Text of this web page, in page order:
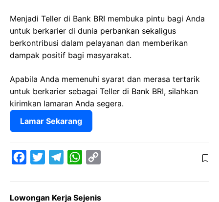
Menjadi Teller di Bank BRI membuka pintu bagi Anda
untuk berkarier di dunia perbankan sekaligus
berkontribusi dalam pelayanan dan memberikan
dampak positif bagi masyarakat.
Apabila Anda memenuhi syarat dan merasa tertarik
untuk berkarier sebagai Teller di Bank BRI, silahkan
kirimkan lamaran Anda segera.
Lamar Sekarang
W
Lowongan Kerja Sejenis